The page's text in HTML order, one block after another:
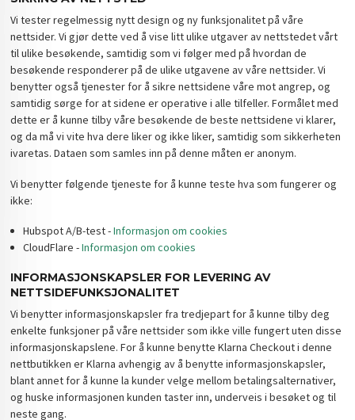
Vi tester regelmessig nytt design og ny funksjonalitet på våre
nettsider. Vi gjør dette ved å vise litt ulike utgaver av nettstedet vårt
til ulike besøkende, samtidig som vi følger med på hvordan de
besøkende responderer på de ulike utgavene av våre nettsider. Vi
benytter også tjenester for å sikre nettsidene våre mot angrep, og
samtidig sørge for at sidene er operative i alle tilfeller. Formålet med
dette er å kunne tilby våre besøkende de beste nettsidene vi klarer,
og da må vi vite hva dere liker og ikke liker, samtidig som sikkerheten
ivaretas. Dataen som samles inn på denne måten er anonym.
Vi benytter følgende tjeneste for å kunne teste hva som fungerer og
ikke:
Hubspot A/B-test -Informasjon om cookies
CloudFlare -Informasjon om cookies
INFORMASJONSKAPSLER FOR LEVERING AV
NETTSIDEFUNKSJONALITET
Vi benytter informasjonskapsler fra tredjepart for å kunne tilby deg
enkelte funksjoner på våre nettsider som ikke ville fungert uten disse
informasjonskapslene. For å kunne benytte Klarna Checkout i denne
nettbutikken er Klarna avhengig av å benytte informasjonskapsler,
blant annet for å kunne la kunder velge mellom betalingsalternativer,
og huske informasjonen kunden taster inn, underveis i besøket og til
neste gang.